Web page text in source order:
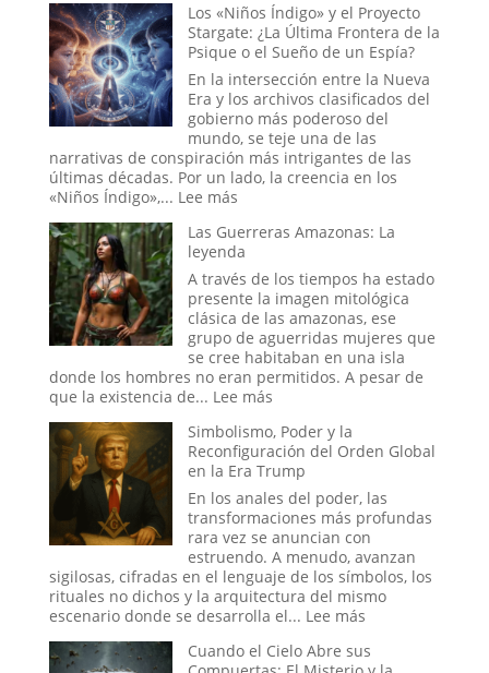
el
Mito
más
Perverso?
Ritual
del
Fin
del
Mundo:
Dentro
de
la
Sala
donde
Decide
la
Hora
del
Apocalipsis
Los «Niños Índigo» y el Proyecto
Stargate: ¿La Última Frontera de la
Psique o el Sueño de un Espía?
En la intersección entre la Nueva
Era y los archivos clasificados del
gobierno más poderoso del
mundo, se teje una de las
narrativas de conspiración más intrigantes de las
últimas décadas. Por un lado, la creencia en los
«Niños Índigo»,... Lee más:
«Niños
Índigo»
y
el
Proyecto
Stargate:
¿La
Última
Frontera
la
Psique
o
el
Sueño
de
un
Espía?
Las Guerreras Amazonas: La
leyenda
A través de los tiempos ha estado
presente la imagen mitológica
clásica de las amazonas, ese
grupo de aguerridas mujeres que
se cree habitaban en una isla
donde los hombres no eran permitidos. A pesar de
que la existencia de... Lee más:
Guerreras
Amazonas:
La
leyenda
Simbolismo, Poder y la
Reconfiguración del Orden Global
en la Era Trump
En los anales del poder, las
transformaciones más profundas
rara vez se anuncian con
estruendo. A menudo, avanzan
sigilosas, cifradas en el lenguaje de los símbolos, los
rituales no dichos y la arquitectura del mismo
escenario donde se desarrolla el... Lee más:
Poder
Cuando el Cielo Abre sus